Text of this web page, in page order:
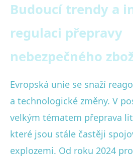
Budoucí trendy a
regulaci přepravy
nebezpečného
Evropská unie se snaží
a technologické změny. V
velkým tématem přeprava
které jsou stále častěji
explozemi. Od roku 2024